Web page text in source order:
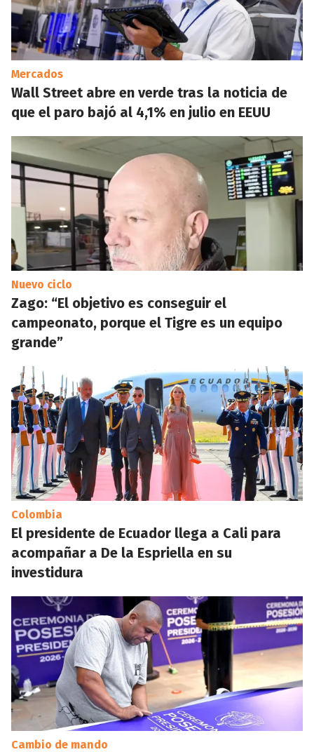
Mercados
Wall Street abre en verde tras la noticia de
que el paro bajó al 4,1% en julio en EEUU
Nuevo ciclo
Zago: “El objetivo es conseguir el
campeonato, porque el Tigre es un equipo
grande”
Colombia
El presidente de Ecuador llega a Cali para
acompañar a De la Espriella en su
investidura
Cambio de mando